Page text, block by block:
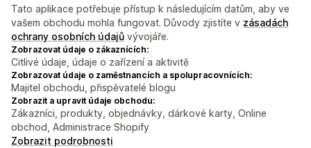
Tato aplikace potřebuje přístup k následujícím datům, aby ve
vašem obchodu mohla fungovat. Důvody zjistíte v zásadách
ochrany osobních údajů vývojáře.
Zobrazovat údaje o zákaznících:
Citlivé údaje, údaje o zařízení a aktivitě
Zobrazovat údaje o zaměstnancích a spolupracovnících:
Majitel obchodu, přispěvatelé blogu
Zobrazit a upravit údaje obchodu:
Zákazníci, produkty, objednávky, dárkové karty, Online
obchod, Administrace Shopify
Zobrazit podrobnosti